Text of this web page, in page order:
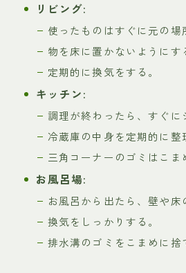
リビング:
使ったものはすぐに元の場
物を床に置かないようにす
定期的に換気をする。
キッチン:
調理が終わったら、すぐに
冷蔵庫の中身を定期的に整
三角コーナーのゴミはこま
お風呂場:
お風呂から出たら、壁や床
換気をしっかりする。
排水溝のゴミをこまめに捨